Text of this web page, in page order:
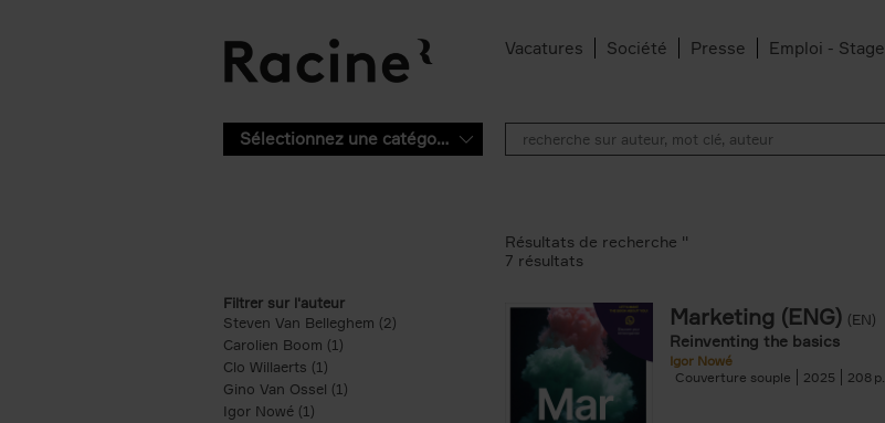
Vacatures Société Presse Emploi - Stage
Sélectionnez une catégorie
Filtrer sur l'auteur
Steven Van Belleghem (2) Apply Steven Van Belleghem filter
Carolien Boom (1)
Clo Willaerts (1)
Gino Van Ossel (1)
Igor Nowé (1)
Résultats de recherche ''
7 résultats
Marketing (ENG) (EN)
Reinventing the basics
Igor Nowé
Couverture souple
2025 208